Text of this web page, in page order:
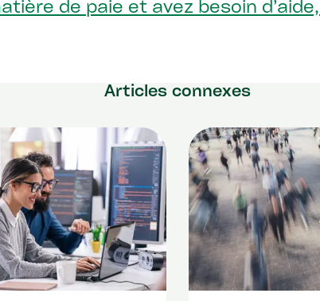
de paie et avez besoin
Articles connexes